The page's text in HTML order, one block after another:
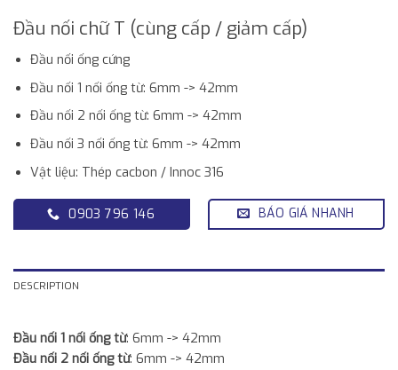
Đầu nối chữ T (cùng cấp / giảm cấp)
Đầu nối ống cứng
Đầu nối 1 nối ống từ: 6mm -> 42mm
Đầu nối 2 nối ống từ: 6mm -> 42mm
Đầu nối 3 nối ống từ: 6mm -> 42mm
Vật liệu: Thép cacbon / Innoc 316
0903 796 146 BÁO GIÁ NHANH
DESCRIPTION
Đầu nối 1 nối ống từ: 6mm -> 42mm
Đầu nối 2 nối ống từ: 6mm -> 42mm